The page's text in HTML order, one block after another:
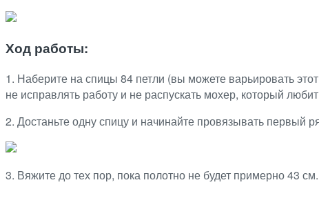
Ход работы:
1. Наберите на спицы 84 петли (вы можете варьировать
не исправлять работу и не распускать мохер, который
2. Достаньте одну спицу и начинайте провязывать первый
3. Вяжите до тех пор, пока полотно не будет примерно 43 см.